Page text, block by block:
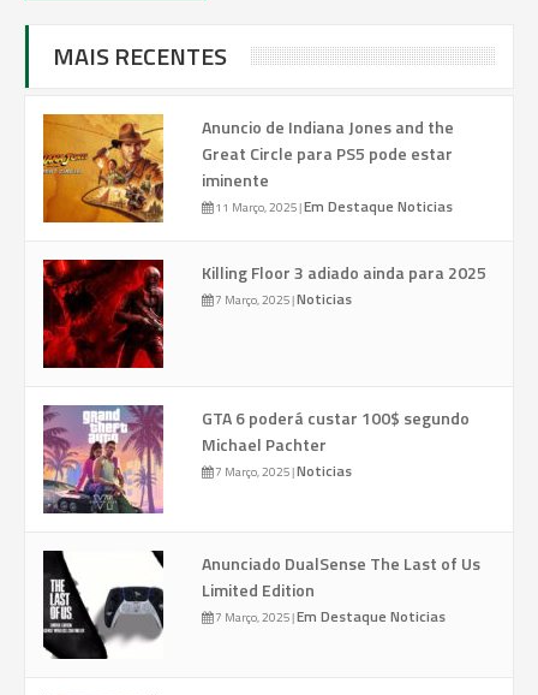
MAIS RECENTES
Anuncio de Indiana Jones and the
Great Circle para PS5 pode estar
iminente
11 Março, 2025|Em Destaque Noticias
Killing Floor 3 adiado ainda para 2025
7 Março, 2025|Noticias
GTA 6 poderá custar 100$ segundo
Michael Pachter
7 Março, 2025|Noticias
Anunciado DualSense The Last of Us
Limited Edition
7 Março, 2025|Em Destaque Noticias